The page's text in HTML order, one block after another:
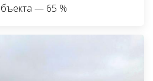
— 65 %